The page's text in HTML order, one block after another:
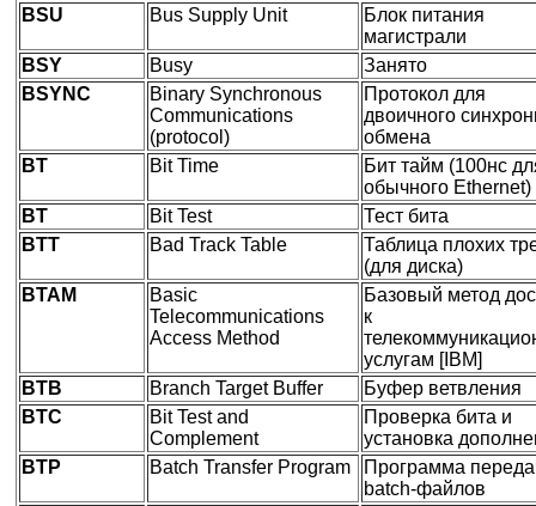
BSU Bus Supply Unit
Блок питания
магистрали
BSY
Busy
Занято
BSYNC
Binary Synchronous
Communications
(protocol)
Протокол для
двоичного
обмена
BT
Bit Time
Бит тайм (100нс
обычного Ethernet)
BT
Bit Test
Тест бита
BTT
Bad Track Table
Таблица плохих
(для диска)
BTAM
Basic
Telecommunications
Access Method
Базовый метод
к
услугам [IBM]
BTB
Branch Target Buffer
Буфер ветвления
BTC
Bit Test and
Complement
Проверка бита и
установка
BTP
Batch Transfer Program
Программа
batch-файлов